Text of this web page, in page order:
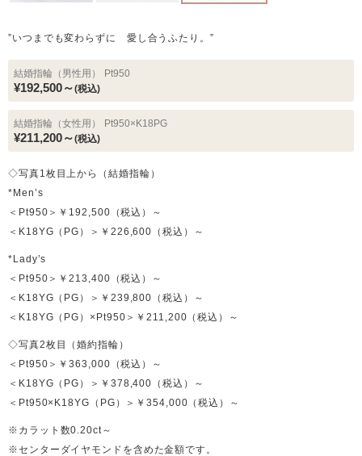
”いつまでも変わらずに 愛し合うふたり。”
結婚指輪（男性用） Pt950
¥192,500～(税込)
結婚指輪（女性用） Pt950×K18PG
¥211,200～(税込)
◇写真1枚目上から（結婚指輪）
*Men’s
＜Pt950＞￥192,500（税込）～
＜K18YG（PG）＞￥226,600（税込）～
*Lady’s
＜Pt950＞￥213,400（税込）～
＜K18YG（PG）＞￥239,800（税込）～
＜K18YG（PG）×Pt950＞￥211,200（税込）～
◇写真2枚目（婚約指輪）
＜Pt950＞￥363,000（税込）～
＜K18YG（PG）＞￥378,400（税込）～
＜Pt950×K18YG（PG）＞￥354,000（税込）～
※カラット数0.20ct～
※センターダイヤモンドを含めた金額です。